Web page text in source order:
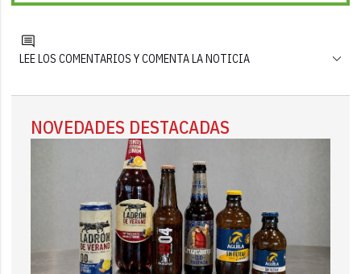
LEE LOS COMENTARIOS Y COMENTA LA NOTICIA
NOVEDADES DESTACADAS